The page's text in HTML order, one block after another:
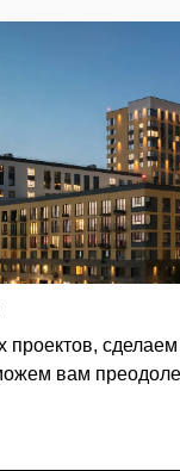
проектов,
вам